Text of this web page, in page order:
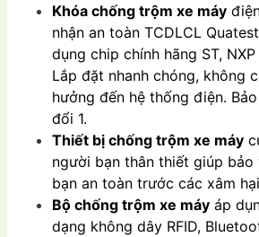
Khóa chống trộm xe máy
nhận an toàn TCDLCL
dụng chip chính hãng ST,
Lắp đặt nhanh chóng, không
hưởng đến hệ thống điện.
đổi 1.
Thiết bị chống trộm xe máy
người bạn thân thiết giúp bảo
bạn an toàn trước các xâm
Bộ chống trộm xe máy áp
dạng không dây RFID,